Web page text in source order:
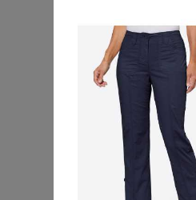
Strumpfwaren
Trachtenmode
Umstandsmode
Wäsche & Shapewear
Bademäntel
BH Hemden